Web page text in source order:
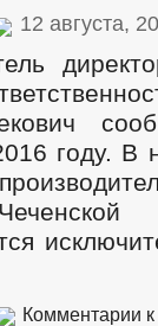
коррупции, для
поведению и
12 августа,
году. В
Комментарии